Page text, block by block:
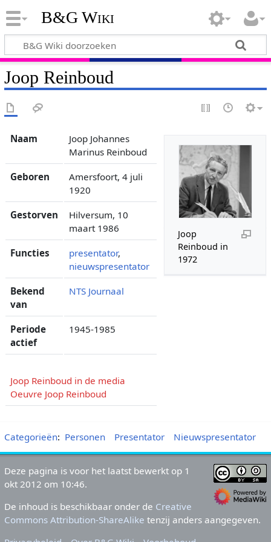
B&G Wiki
Joop Reinboud
Joop
Reinboud in
1972
Naam
Joop Johannes
Marinus Reinboud
Geboren
Amersfoort, 4 juli
1920
Gestorven
Hilversum, 10
maart 1986
Functies presentator,
nieuwspresentator
Bekend
van
NTS Journaal
Periode
actief
1945-1985
Joop Reinboud in de media
Oeuvre Joop Reinboud
Categorieën: Personen Presentator Nieuwspresentator
Deze pagina is voor het laatst bewerkt op 1
okt 2012 om 10:46.
De inhoud is beschikbaar onder de Creative
Commons Attribution-ShareAlike tenzij anders aangegeven.